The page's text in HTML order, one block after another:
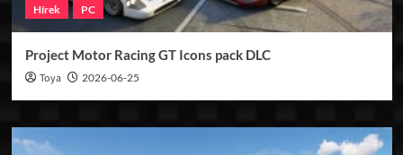
Hírek PC
Project Motor Racing GT Icons pack DLC
Toya 2026-06-25